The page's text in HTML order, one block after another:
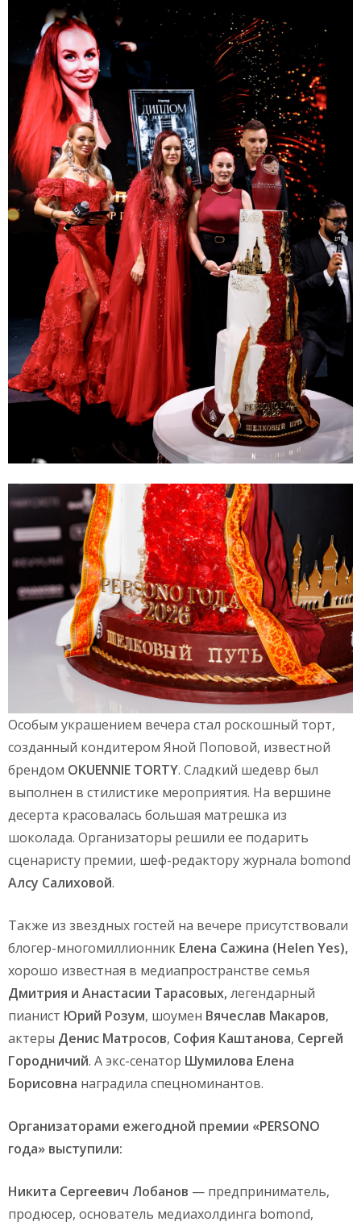
Особым украшением вечера стал роскошный торт,
созданный кондитером Яной Поповой, известной
брендом OKUENNIE TORTY. Сладкий шедевр был
выполнен в стилистике мероприятия. На вершине
десерта красовалась большая матрешка из
шоколада. Организаторы решили ее подарить
сценаристу премии, шеф-редактору журнала bomond
Алсу Салиховой.
Также из звездных гостей на вечере присутствовали
блогер-многомиллионник Елена Сажина (Helen Yes),
хорошо известная в медиапространстве семья
Дмитрия и Анастасии Тарасовых,легендарный
пианист Юрий Розум, шоумен Вячеслав Макаров,
актеры Денис Матросов, София Каштанова, Сергей
Городничий. А экс-сенатор Шумилова Елена
Борисовна наградила спецноминантов.
Организаторами ежегодной премии «PERSONO
года» выступили:
Никита Сергеевич Лобанов — предприниматель,
продюсер, основатель медиахолдинга bomond,